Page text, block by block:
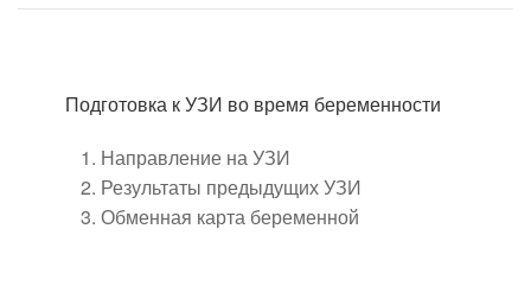
Подготовка к УЗИ во время беременности
Направление на УЗИ
Результаты предыдущих УЗИ
Обменная карта беременной